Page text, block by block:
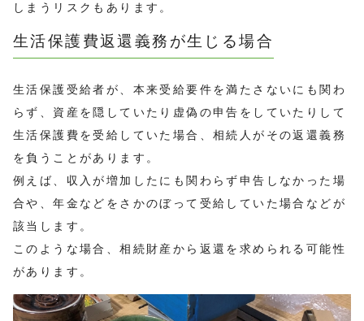
しまうリスクもあります。
生活保護費返還義務が生じる場合
生活保護受給者が、本来受給要件を満たさないにも関わ
らず、資産を隠していたり虚偽の申告をしていたりして
生活保護費を受給していた場合、相続人がその返還義務
を負うことがあります。
例えば、収入が増加したにも関わらず申告しなかった場
合や、年金などをさかのぼって受給していた場合などが
該当します。
このような場合、相続財産から返還を求められる可能性
があります。